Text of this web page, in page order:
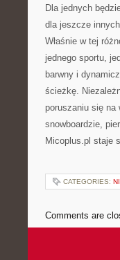
Dla jednych
dla jeszcze
Właśnie w tej
jednego sportu,
barwny i
ścieżkę.
poruszaniu się na
snowboardzie,
Micoplus.pl staje
CATEGORIES:
Comments are